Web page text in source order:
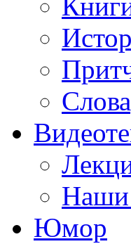
Наши
Юмор